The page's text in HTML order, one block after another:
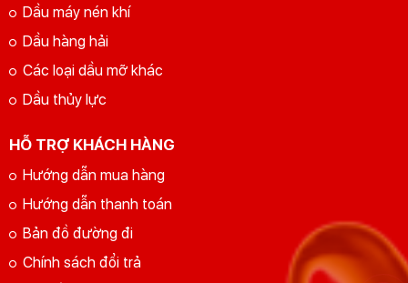
Dầu máy nén khí
Dầu hàng hải
Các loại dầu mỡ khác
Dầu thủy lực
HỖ TRỢ KHÁCH HÀNG
Hướng dẫn mua hàng
Hướng dẫn thanh toán
Bản đồ đường đi
Chính sách đổi trả